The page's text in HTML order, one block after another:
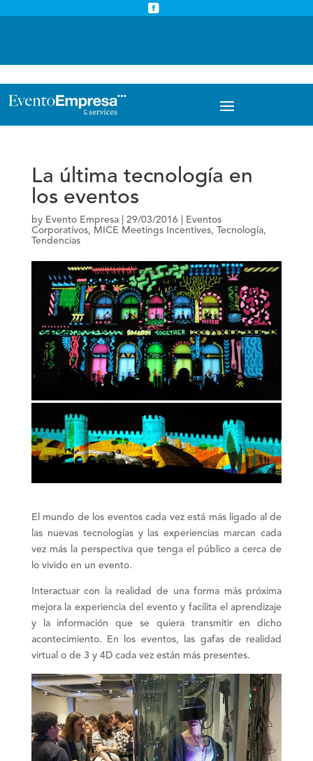

La última tecnología en
los eventos
by Evento Empresa| 29/03/2016|
Eventos
Corporativos, MICE Meetings Incentives, Tecnología,
Tendencias
El mundo de los eventoscada vez está más ligado al de
las nuevas tecnologíasy las experiencias marcan cada
vez más la perspectiva que tenga el público a cerca de
lo vivido en un evento.
Interactuarcon la realidad de una forma más próxima
mejora laexperiencia del evento y facilita elaprendizaje
y la información que se quiera transmitir en dicho
acontecimiento. En los eventos, las gafas de realidad
virtual o de 3 y 4D cada vez están más presentes.